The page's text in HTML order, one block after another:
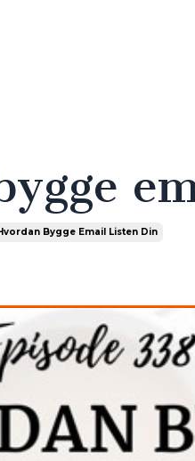
Bygge Email Listen Din